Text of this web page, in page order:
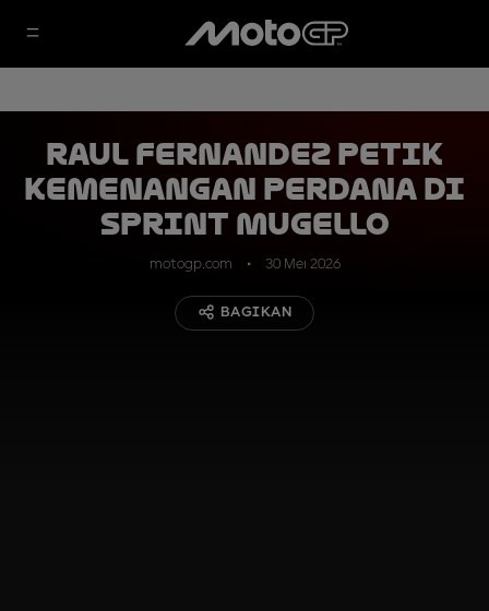
Raul Fernandez Petik
Kemenangan Perdana di
Sprint Mugello
motogp.com 30 Mei 2026
BAGIKAN